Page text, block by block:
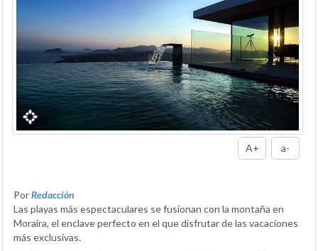
A+ a-
PorRedacción
Las playas más espectaculares se fusionan con la montaña en
Moraira, el enclave perfecto en el que disfrutar de las vacaciones
más exclusivas.